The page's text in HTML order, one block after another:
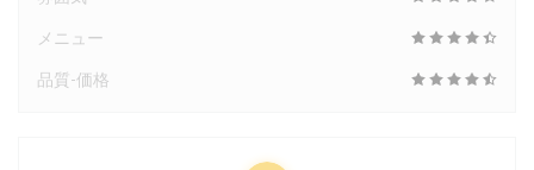
メニュー
品質-価格